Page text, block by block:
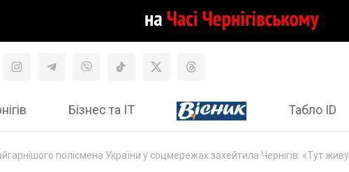
Бізнес та ІТ Табло ID
полісмена України у соцмережах захейтила Чернігів: «Тут